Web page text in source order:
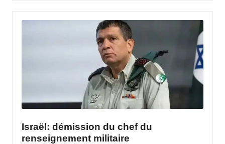
Israël: démission du chef du
renseignement militaire